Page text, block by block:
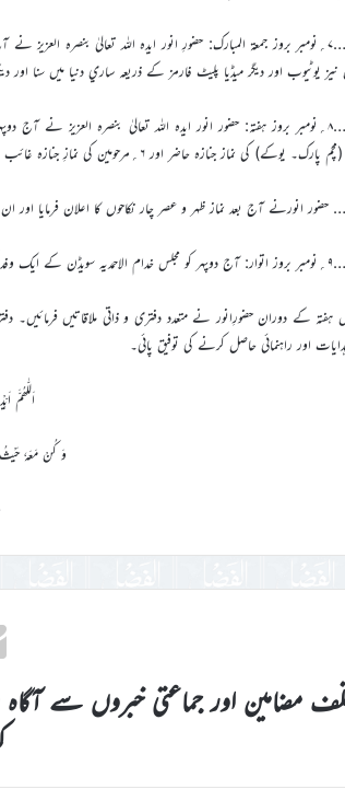
٭…۷؍نومبر بروز جمعۃ المبارک: حضورِ انور ايدہ اللہ تعاليٰ بنصرہ
يوٹيوب اور ديگر ميڈيا پليٹ فارمز کے ذريعہ ساري دنيا ميں سنا اور ديکھا
٭…۸؍نومبر بروز ہفتہ: حضور انور ايدہ اللہ تعاليٰ بنصرہ العزيز نے
یوکے) کی نماز جنازہ حاضر اور ۶؍مرحومین کی نمازِ جنازہ غائب پڑھائی۔
حضور انورنے آج بعد نماز ظہر و عصر چار نکاحوں کا اعلان فرمایا
کے ساتھ اسلام آباد میں ملاقات کرنے کا شرف حاصل ہوا۔
ہفتہ کے دوران حضورِانور نے متعدد دفتری و ذاتی ملاقاتیں
اور راہنمائی حاصل کرنے کی توفیق پائی۔
اَللّٰھُمَّ
وَ کُنْ مَعَہٗ حَیْثُ
مضامین اور جماعتی خبروں سے